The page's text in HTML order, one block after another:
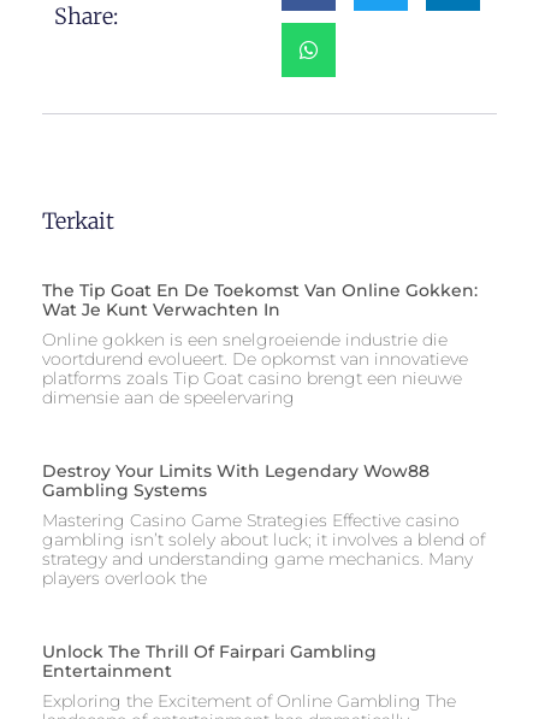
Share:
Terkait
The Tip Goat En De Toekomst Van Online Gokken:
Wat Je Kunt Verwachten In
Online gokken is een snelgroeiende industrie die
voortdurend evolueert. De opkomst van innovatieve
platforms zoals Tip Goat casino brengt een nieuwe
dimensie aan de speelervaring
Destroy Your Limits With Legendary Wow88
Gambling Systems
Mastering Casino Game Strategies Effective casino
gambling isn’t solely about luck; it involves a blend of
strategy and understanding game mechanics. Many
players overlook the
Unlock The Thrill Of Fairpari Gambling
Entertainment
Exploring the Excitement of Online Gambling The